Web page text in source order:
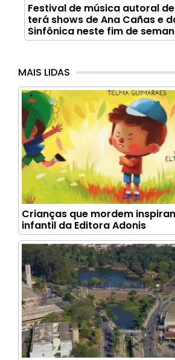
Festival de música autoral
terá shows de Ana Cañas e
Sinfônica neste fim de
MAIS LIDAS
Crianças que mordem
infantil da Editora Adonis